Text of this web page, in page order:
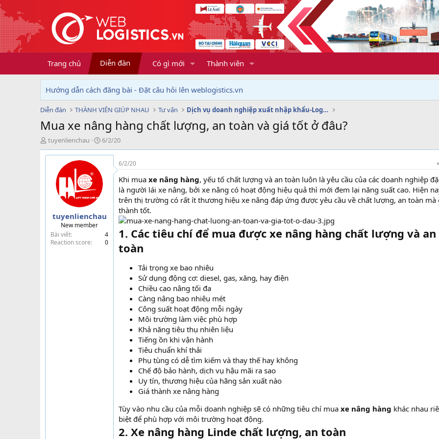
Trang chủ Diễn đàn Có gì mới Thành viên
Hướng dẫn cách đăng bài - Đặt câu hỏi lên weblogistics.vn
Diễn đàn THÀNH VIÊN GIÚP NHAU Tư vấn Dịch vụ doanh nghiệp xuất nhập khẩu-Logistics
Mua xe nâng hàng chất lượng, an toàn và giá tốt ở đâu?
T
h
r
tuyenlienchau
N
g
à
g
ử
i
6/2/20
tuyenlienchau
New member
Bài viết
4
Reaction score
0
6/2/20
Khi mua xe nâng hàng, yếu tố chất lượng và an toàn luôn là yêu cầu của các doanh nghiệp
là người lái xe nâng, bởi xe nâng có hoạt động hiệu quả thì mới đem lại năng suất cao. Hiện
trên thị trường có rất ít thương hiệu xe nâng đáp ứng được yêu cầu về chất lượng, an toàn mà
thành tốt.
1. Các tiêu chí để mua được xe nâng hàng chất lượng và an
toàn
Tải trọng xe bao nhiêu
Sử dụng động cơ: diesel, gas, xăng, hay điện
Chiều cao nâng tối đa
Càng nâng bao nhiêu mét
Công suất hoạt động mỗi ngày
Môi trường làm việc phù hợp
Khả năng tiêu thụ nhiên liệu
Tiếng ồn khi vận hành
Tiêu chuẩn khí thải
Phụ tùng có dễ tìm kiếm và thay thế hay không
Chế độ bảo hành, dịch vụ hậu mãi ra sao
Uy tín, thương hiệu của hãng sản xuất nào
Giá thành xe nâng hàng
Tùy vào nhu cầu của mỗi doanh nghiệp sẽ có những tiêu chí mua xe nâng hàng khác nhau
biệt để phù hợp với môi trường hoạt động.
2. Xe nâng hàng Linde chất lượng, an toàn